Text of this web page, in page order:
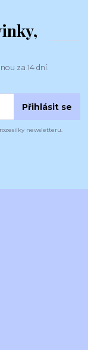
za 14 dní.
Přihlásit se
newsletteru.